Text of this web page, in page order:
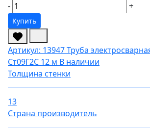
-
+
Купить
Артикул: 13947Труба
Ст09Г2С 12 м В наличии
Толщина стенки
13
Страна производитель